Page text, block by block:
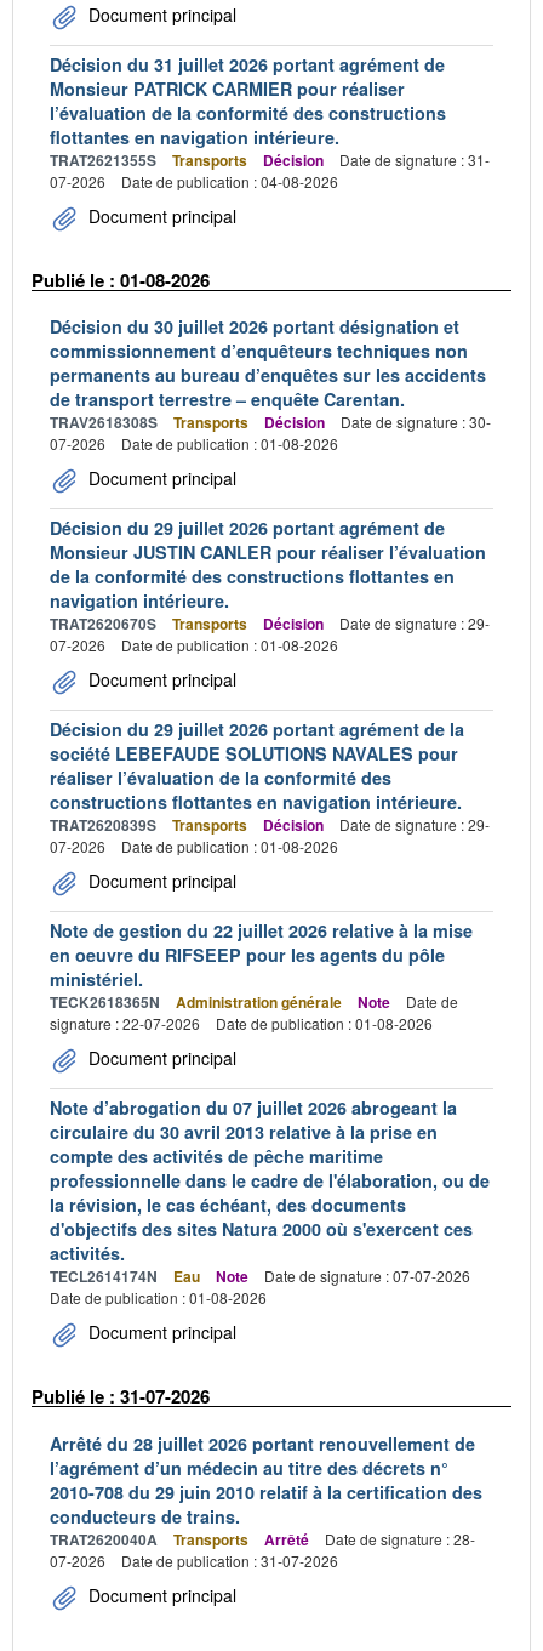
Document principal
Décision du 31 juillet 2026 portant agrément de
Monsieur PATRICK CARMIER pour réaliser
l’évaluation de la conformité des constructions
flottantes en navigation intérieure.
TRAT2621355S Transports Décision
Date de signature : 31-
07-2026
Date de publication : 04-08-2026
Document principal
Publié le : 01-08-2026
Décision du 30 juillet 2026 portant désignation et
commissionnement d’enquêteurs techniques non
permanents au bureau d’enquêtes sur les accidents
de transport terrestre – enquête Carentan.
TRAV2618308S Transports Décision
Date de signature : 30-
07-2026
Date de publication : 01-08-2026
Document principal
Décision du 29 juillet 2026 portant agrément de
Monsieur JUSTIN CANLER pour réaliser l’évaluation
de la conformité des constructions flottantes en
navigation intérieure.
TRAT2620670S Transports Décision
Date de signature : 29-
07-2026
Date de publication : 01-08-2026
Document principal
Décision du 29 juillet 2026 portant agrément de la
société LEBEFAUDE SOLUTIONS NAVALES pour
réaliser l’évaluation de la conformité des
constructions flottantes en navigation intérieure.
TRAT2620839S Transports Décision
Date de signature : 29-
07-2026
Date de publication : 01-08-2026
Document principal
Note de gestion du 22 juillet 2026 relative à la mise
en oeuvre du RIFSEEP pour les agents du pôle
ministériel.
TECK2618365N Administration générale Note
Date de
signature : 22-07-2026
Date de publication : 01-08-2026
Document principal
Note d’abrogation du 07 juillet 2026 abrogeant la
circulaire du 30 avril 2013 relative à la prise en
compte des activités de pêche maritime
professionnelle dans le cadre de l'élaboration, ou de
la révision, le cas échéant, des documents
d'objectifs des sites Natura 2000 où s'exercent ces
activités.
TECL2614174N Eau Note
Date de signature : 07-07-2026
Date de publication : 01-08-2026
Document principal
Publié le : 31-07-2026
Arrêté du 28 juillet 2026 portant renouvellement de
l’agrément d’un médecin au titre des décrets n°
2010-708 du 29 juin 2010 relatif à la certification des
conducteurs de trains.
TRAT2620040A Transports Arrêté
Date de signature : 28-
07-2026
Date de publication : 31-07-2026
Document principal